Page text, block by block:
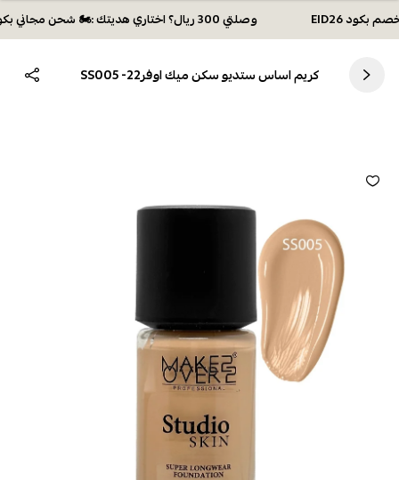
وصلتي 300 ريال؟ اختاري هديتك :🏍 شحن مجاني بكود N28 أو 💸خصم بكود EID26
كريم اساس ستديو سكن ميك اوفر22- SS005